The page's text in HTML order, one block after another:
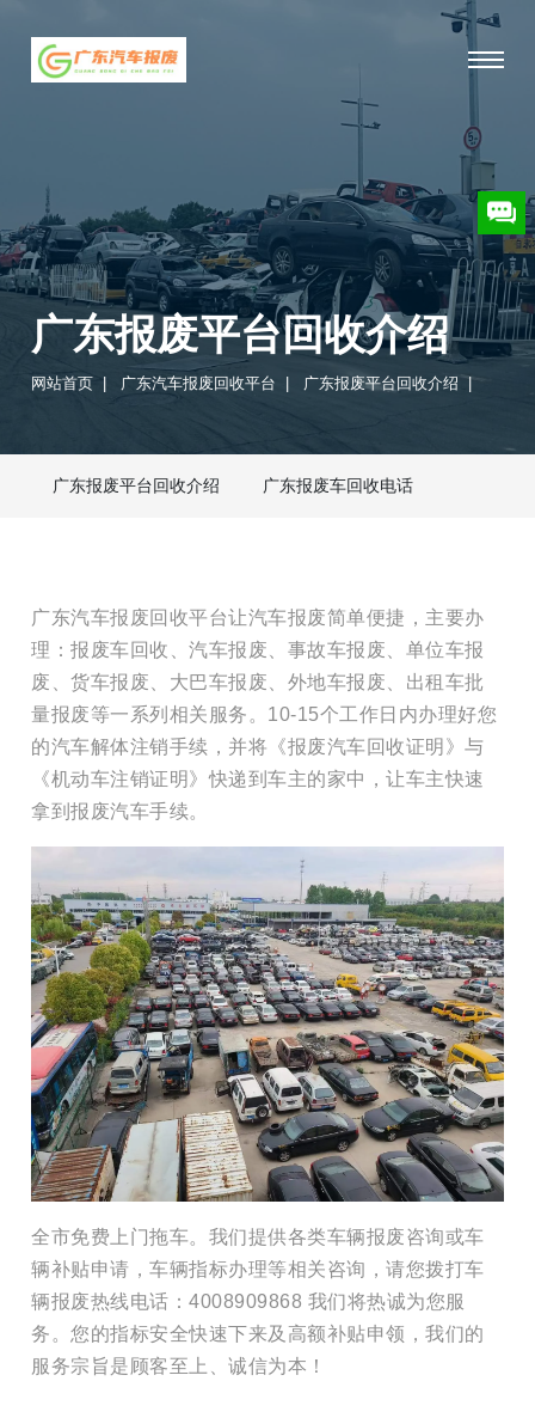
广东报废平台回收介绍
网站首页 广东汽车报废回收平台 广东报废平台回收介绍 |
广东报废平台回收介绍 广东报废车回收电话
广东汽车报废回收平台让汽车报废简单便捷，主要办
理：报废车回收、汽车报废、事故车报废、单位车报
废、货车报废、大巴车报废、外地车报废、出租车批
量报废等一系列相关服务。10-15个工作日内办理好您
的汽车解体注销手续，并将《报废汽车回收证明》与
《机动车注销证明》快递到车主的家中，让车主快速
拿到报废汽车手续。
全市免费上门拖车。我们提供各类车辆报废咨询或车
辆补贴申请，车辆指标办理等相关咨询，请您拨打车
辆报废热线电话：4008909868 我们将热诚为您服
务。您的指标安全快速下来及高额补贴申领，我们的
服务宗旨是顾客至上、诚信为本！